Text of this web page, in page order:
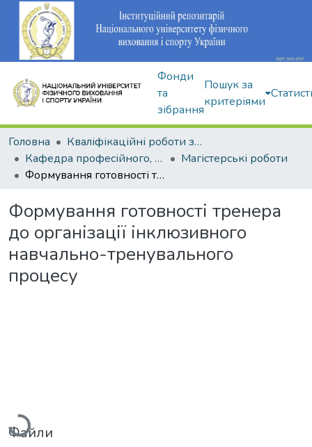
Фонди
та
зібрання
Пошук за
критеріями
Головна
Кваліфікаційні роботи здобувачів вищої освіти
Кафедра професійного, неолімпійського та адаптивного спорту
Магістерські роботи
Формування готовності тренера до організації інклюзивного навчально-тренувального процесу
Формування готовності тренера
до організації інклюзивного
навчально-тренувального
процесу
Вантажиться...
Файли